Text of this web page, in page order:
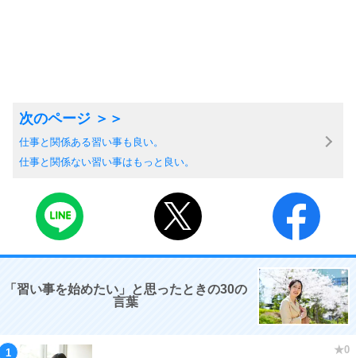
仕事と関係ある習い事も良い。
仕事と関係ない習い事はもっと良い。
「習い事を始めたい」と思ったときの30の
言葉